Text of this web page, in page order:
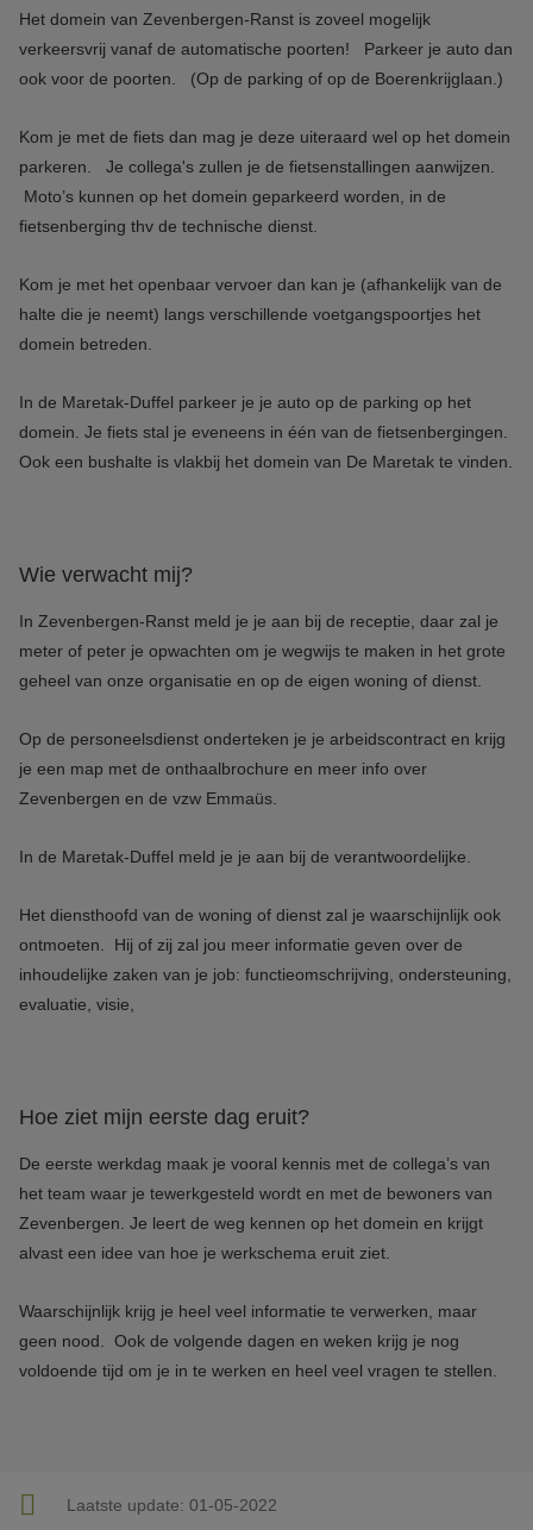
Het domein van Zevenbergen-Ranst is zoveel mogelijk
verkeersvrij vanaf de automatische poorten! Parkeer je auto dan
ook voor de poorten. (Op de parking of op de Boerenkrijglaan.)
Kom je met de fiets dan mag je deze uiteraard wel op het domein
parkeren. Je collega's zullen je de fietsenstallingen aanwijzen.
Moto’s kunnen op het domein geparkeerd worden, in de
fietsenberging thv de technische dienst.
Kom je met het openbaar vervoer dan kan je (afhankelijk van de
halte die je neemt) langs verschillende voetgangspoortjes het
domein betreden.
In de Maretak-Duffel parkeer je je auto op de parking op het
domein. Je fiets stal je eveneens in één van de fietsenbergingen.
Ook een bushalte is vlakbij het domein van De Maretak te vinden.
Wie verwacht mij?
In Zevenbergen-Ranst meld je je aan bij de receptie, daar zal je
meter of peter je opwachten om je wegwijs te maken in het grote
geheel van onze organisatie en op de eigen woning of dienst.
Op de personeelsdienst onderteken je je arbeidscontract en krijg
je een map met de onthaalbrochure en meer info over
Zevenbergen en de vzw Emmaüs.
In de Maretak-Duffel meld je je aan bij de verantwoordelijke.
Het diensthoofd van de woning of dienst zal je waarschijnlijk ook
ontmoeten. Hij of zij zal jou meer informatie geven over de
inhoudelijke zaken van je job: functieomschrijving, ondersteuning,
evaluatie, visie,
Hoe ziet mijn eerste dag eruit?
De eerste werkdag maak je vooral kennis met de collega’s van
het team waar je tewerkgesteld wordt en met de bewoners van
Zevenbergen. Je leert de weg kennen op het domein en krijgt
alvast een idee van hoe je werkschema eruit ziet.
Waarschijnlijk krijg je heel veel informatie te verwerken, maar
geen nood. Ook de volgende dagen en weken krijg je nog
voldoende tijd om je in te werken en heel veel vragen te stellen.
Laatste update: 01-05-2022